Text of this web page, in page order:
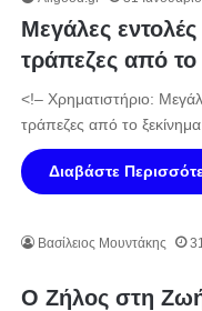
Μεγάλες
τράπεζες από το
<!– Χρηματιστήριο:
τράπεζες από το
Διαβάστε
Βασίλειος Μουντάκης
Ο Ζήλος στη